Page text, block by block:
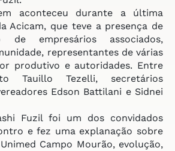
aconteceu durante a última
Acicam, que teve a presença de
de empresários associados,
representantes de várias
produtivo e autoridades. Entre
Tauillo Tezelli, secretários
Edson Battilani e Sidnei
Fuzil foi um dos convidados
e fez uma explanação sobre
Campo Mourão, evolução,